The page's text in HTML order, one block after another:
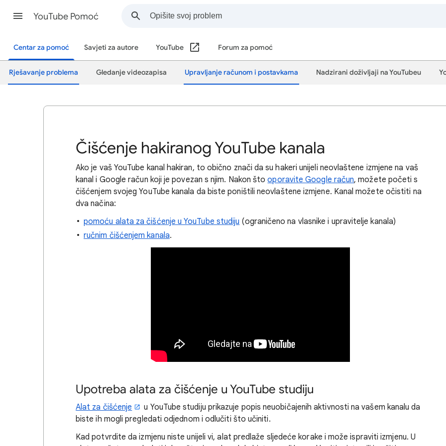
YouTube Pomoć
Centar za pomoć Savjeti za autore YouTube Forum za pomoć
Rješavanje problema Gledanje videozapisa Upravljanje računom i postavkama Nadzirani doživljaji na YouTubeu
Čišćenje hakiranog YouTube kanala
Ako je vaš YouTube kanal hakiran, to obično znači da su hakeri unijeli neovlaštene izmjene na vaš
kanal i Google račun koji je povezan s njim. Nakon štooporavite Google račun, možete početi s
čišćenjem svojeg YouTube kanala da biste poništili neovlaštene izmjene. Kanal možete očistiti na
dva načina:
pomoću alata za čišćenje u YouTube studiju (ograničeno na vlasnike i upravitelje kanala)
ručnim čišćenjem kanala.
Upotreba alata za čišćenje u YouTube studiju
Alat za čišćenje
u YouTube studiju prikazuje popis neuobičajenih aktivnosti na vašem kanalu da
biste ih mogli pregledati odjednom i odlučiti što učiniti.
Kad potvrdite da izmjenu niste unijeli vi, alat predlaže sljedeće korake i može ispraviti izmjenu. U